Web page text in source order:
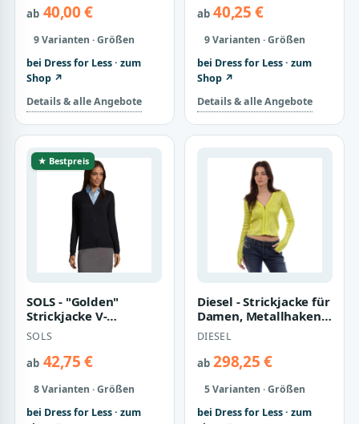
ab40,00 €
9 Varianten · Größen
bei Dress for Less · zum
Shop ↗
Details & alle Angebote
ab40,25 €
9 Varianten · Größen
bei Dress for Less · zum
Shop ↗
Details & alle Angebote
★ Bestpreis
SOLS - "Golden"
Strickjacke V-
Ausschnitt für Damen
()
SOLS
ab42,75 €
8 Varianten · Größen
bei Dress for Less · zum
Diesel - Strickjacke für
Damen, Metallhaken,
Schmal (Gelb)
DIESEL
ab298,25 €
5 Varianten · Größen
bei Dress for Less · zum